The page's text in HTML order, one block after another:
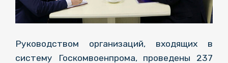
Руководством организаций, входящих в
систему Госкомвоенпрома, проведены 237